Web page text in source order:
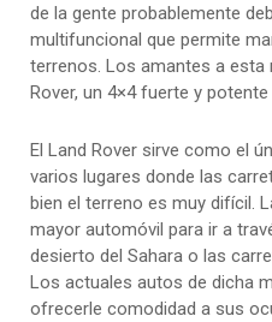
de la gente probablemente
multifuncional que permite
terrenos. Los amantes a esta
Rover, un 4×4 fuerte y potente
El Land Rover sirve como el
varios lugares donde las
bien el terreno es muy difícil.
mayor automóvil para ir a
desierto del Sahara o las
Los actuales autos de dicha
ofrecerle comodidad a sus